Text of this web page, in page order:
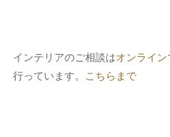
インテリアのご相談はオンライン
行っています。 こちらまで